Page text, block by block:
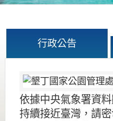
行政公告
依據中央氣象署資
持續接近臺灣，請